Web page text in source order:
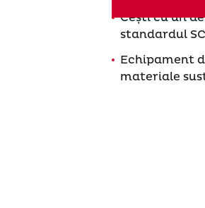
Cești cu un
standardul
Echipament
materiale